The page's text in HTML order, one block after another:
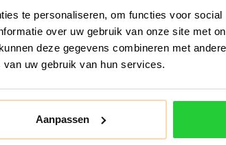
te personaliseren, om functies voor
over uw gebruik van onze site met
deze gegevens combineren met
uw gebruik van hun services.
Aanpassen